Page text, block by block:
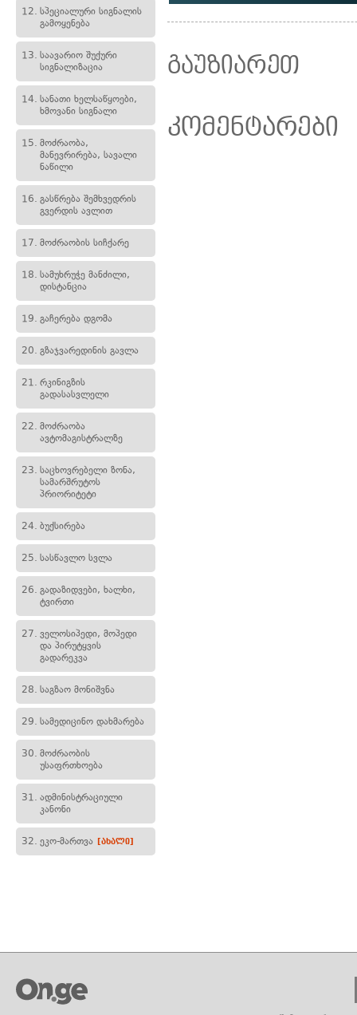
12. სპეციალური სიგნალის
გამოყენება
13. საავარიო შუქური
სიგნალიზაცია
14. სანათი ხელსაწყოები,
ხმოვანი სიგნალი
15. მოძრაობა,
მანევრირება, სავალი
ნაწილი
16. გასწრება შემხვედრის
გვერდის ავლით
17. მოძრაობის სიჩქარე
18. სამუხრუჭე მანძილი,
დისტანცია
19. გაჩერება დგომა
20. გზაჯვარედინის გავლა
21. რკინიგზის
გადასასვლელი
22. მოძრაობა
ავტომაგისტრალზე
23. საცხოვრებელი ზონა,
სამარშრუტოს
პრიორიტეტი
24. ბუქსირება
25. სასწავლო სვლა
26. გადაზიდვები, ხალხი,
ტვირთი
27. ველოსიპედი, მოპედი
და პირუტყვის
გადარეკვა
28. საგზაო მონიშვნა
29. სამედიცინო დახმარება
30. მოძრაობის
უსაფრთხოება
31. ადმინისტრაციული
კანონი
32. ეკო-მართვა [ახალი]
გაუზიარეთ
კომენტარები